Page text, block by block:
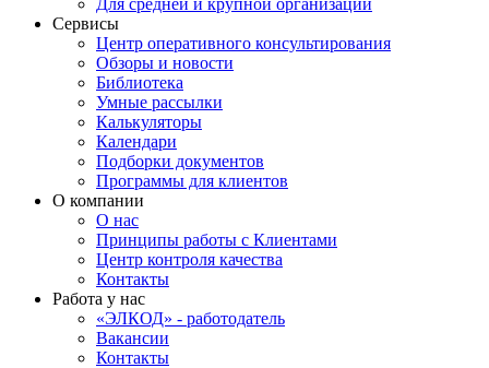
Для средней и крупной организации
Сервисы
Центр оперативного консультирования
Обзоры и новости
Библиотека
Умные рассылки
Калькуляторы
Календари
Подборки документов
Программы для клиентов
О компании
О нас
Принципы работы с Клиентами
Центр контроля качества
Контакты
Работа у нас
«ЭЛКОД» - работодатель
Вакансии
Контакты